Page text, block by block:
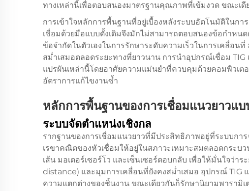
ทางเหล่านี้เพื่อตอบสนองมาตรฐานคุณภาพที่เข้มงวด ขณะเ
การเข้าใจหลักการพื้นฐานที่อยู่เบื้องหลังระบบอัตโนมัติในกา
เชื่อมด้วยมือแบบดั้งเดิมจึงมักไม่สามารถตอบสนองข้อกำห
ข้อจำกัดในตัวเองในการรักษาระดับความเร็วในการเคลื่อน
สม่ำเสมอตลอดระยะทางที่ยาวนาน การนำอุปกรณ์เชื่อม
แปรผันเหล่านี้โดยอาศัยความแม่นยำที่ควบคุมด้วยคอมพิวเ
อัตราการแก้ไขงานซ้ำ
หลักการพื้นฐานของการเชื่อมแนวยาวแ
ระบบจัดตำแหน่งเชิงกล
รากฐานของการเชื่อมแนวยาวที่มีประสิทธิภาพอยู่ที่ระบบกา
เรขาคณิตของหัวเชื่อมให้อยู่ในสภาวะเหมาะสมตลอดกระบว
เส้น มอเตอร์เซอร์โว และเซ็นเซอร์ตอบกลับ เพื่อให้มั่นใจว่า
distance) และมุมการเคลื่อนที่ยังคงสม่ำเสมอ อุปกรณ์ TIG
ความแตกต่างของชิ้นงาน ขณะเดียวกันก็รักษานิยามพารามิ